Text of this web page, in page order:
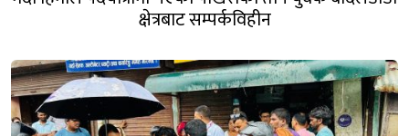
क्षेत्रबाट सम्पर्कविहीन